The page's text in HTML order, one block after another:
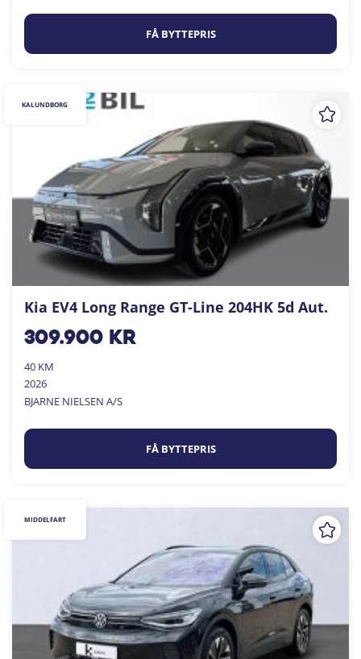
FÅ BYTTEPRIS
Kia EV4 Long Range GT-Line 204HK 5d Aut.
309.900kr
40 KM
2026
BJARNE NIELSEN A/S
FÅ BYTTEPRIS
KALUNDBORG
MIDDELFART